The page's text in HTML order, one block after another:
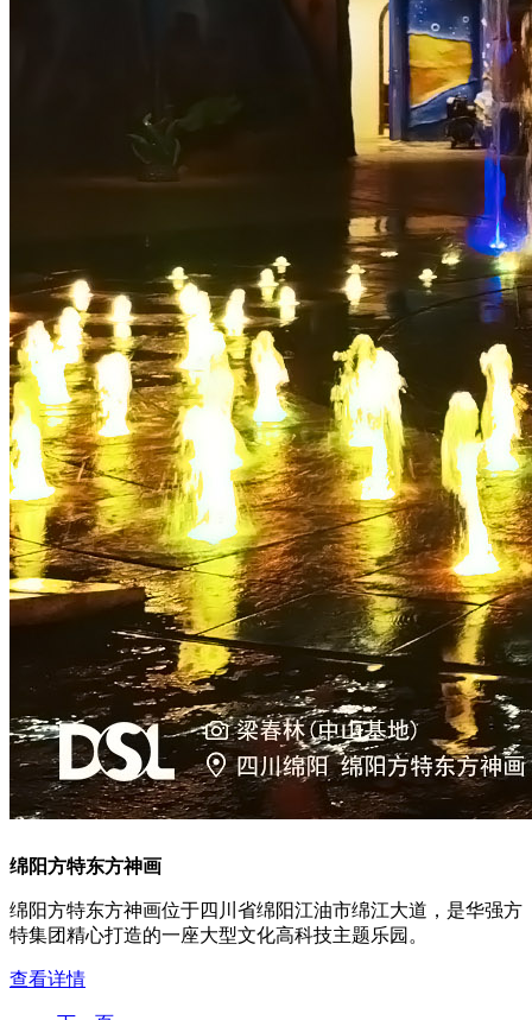
绵阳方特东方神画
绵阳方特东方神画位于四川省绵阳江油市绵江大道，是华强方
特集团精心打造的一座大型文化高科技主题乐园。
查看详情